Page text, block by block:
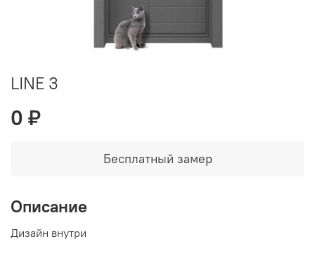
LINE 3
0 ₽
Бесплатный замер
Описание
Дизайн внутри